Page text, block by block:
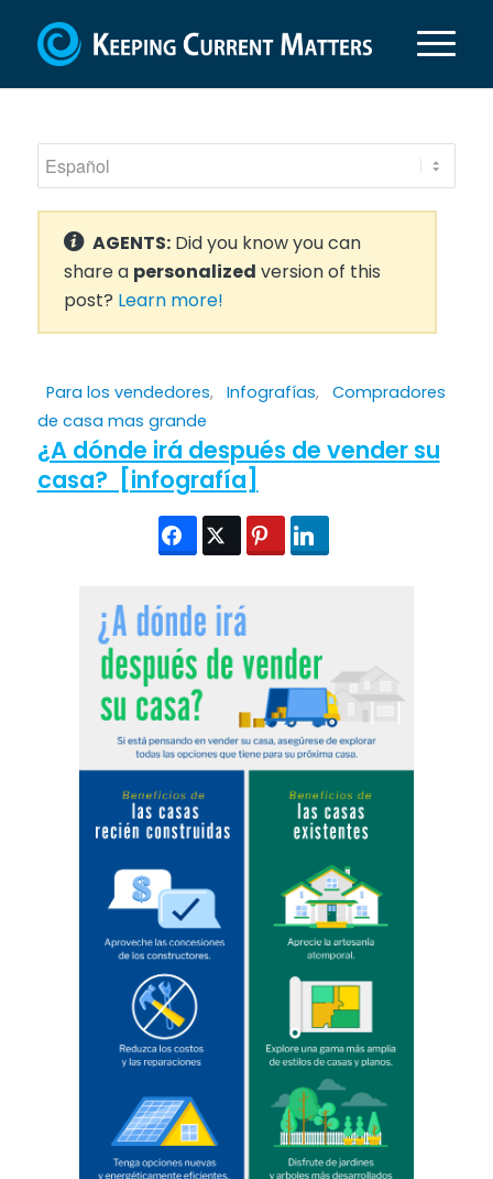
AGENTS:Did you know you can
share a personalized version of this
post? Learn more!
Para los vendedores, Infografías, Compradores
de casa mas grande
¿A dónde irá después de vender su
casa? [infografía]